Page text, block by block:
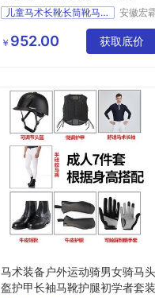
装备
儿童马术长靴长筒靴马靴牛
安徽宏
有限公司
￥ 952.00 获取底价
马术装备户外运动骑男女骑马头
盔护甲长袖马靴护腿初学者套装